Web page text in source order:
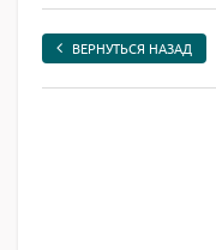
ВЕРНУТЬСЯ НАЗАД